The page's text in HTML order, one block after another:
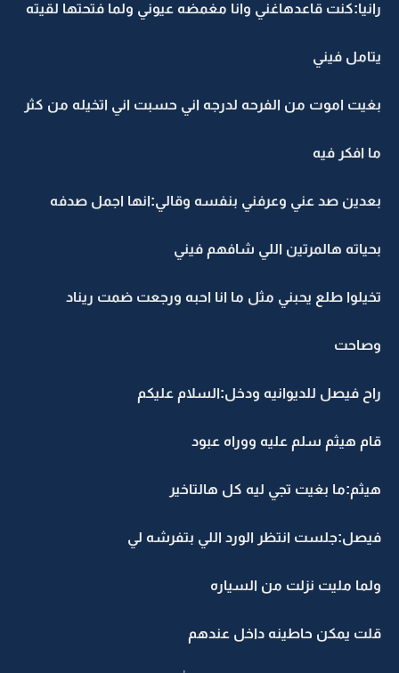
رانيا:كنت قاعدهاغني وانا مغمضه عيوني ولما فتحتها لقيته
يتامل فيني
بغيت اموت من الفرحه لدرجه اني حسبت اني اتخيله من كثر
ما افكر فيه
بعدين صد عني وعرفني بنفسه وقالي:انها اجمل صدفه
بحياته هالمرتين اللي شافهم فيني
تخيلوا طلع يحبني مثل ما انا احبه ورجعت ضمت ريناد
وصاحت
راح فيصل للديوانيه ودخل:السلام عليكم
قام هيثم سلم عليه ووراه عبود
هيثم:ما بغيت تجي ليه كل هالتاخير
فيصل:جلست انتظر الورد اللي بتفرشه لي
ولما مليت نزلت من السياره
قلت يمكن حاطينه داخل عندهم